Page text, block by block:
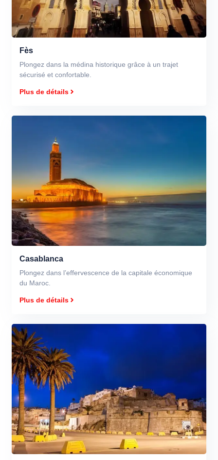
Fès
Plongez dans la médina historique grâce à un trajet
sécurisé et confortable.
Plus de détails
Casablanca
Plongez dans l’effervescence de la capitale économique
du Maroc.
Plus de détails